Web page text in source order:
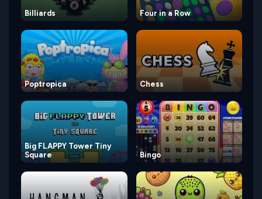
Billiards Four in a Row
Poptropica Chess
Big FLAPPY Tower Tiny
Square
Bingo